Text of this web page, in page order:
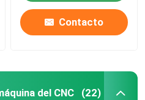
Contacto
del CNC (22)